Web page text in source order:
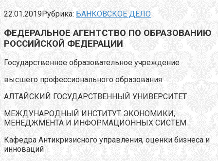
22.01.2019Рубрика: БАНКОВСКОЕ ДЕЛО
ФЕДЕРАЛЬНОЕ АГЕНТСТВО ПО ОБРАЗОВАНИЮ
РОССИЙСКОЙ ФЕДЕРАЦИИ
Государственное образовательное учреждение
высшего профессионального образования
АЛТАЙСКИЙ ГОСУДАРСТВЕННЫЙ УНИВЕРСИТЕТ
МЕЖДУНАРОДНЫЙ ИНСТИТУТ ЭКОНОМИКИ,
МЕНЕДЖМЕНТА И ИНФОРМАЦИОННЫХ СИСТЕМ
Кафедра Антикризисного управления, оценки бизнеса и
инноваций